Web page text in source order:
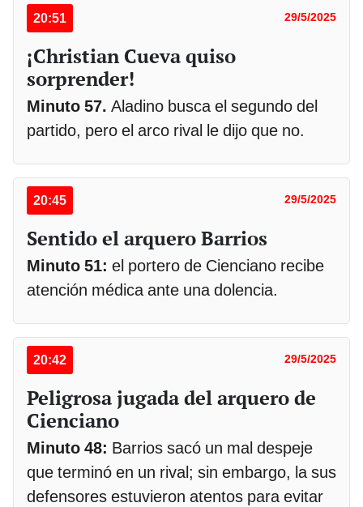
20:51 29/5/2025
¡Christian Cueva quiso
sorprender!
Minuto 57. Aladino busca el segundo del
partido, pero el arco rival le dijo que no.
20:45 29/5/2025
Sentido el arquero Barrios
Minuto 51: el portero de Cienciano recibe
atención médica ante una dolencia.
20:42 29/5/2025
Peligrosa jugada del arquero de
Cienciano
Minuto 48: Barrios sacó un mal despeje
que terminó en un rival; sin embargo, la sus
defensores estuvieron atentos para evitar